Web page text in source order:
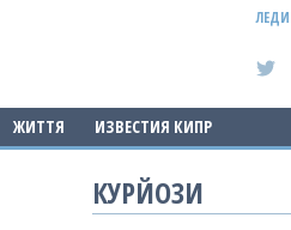
ЛЕДИ
ЖИТТЯ ИЗВЕСТИЯ КИПР
КУРЙОЗИ